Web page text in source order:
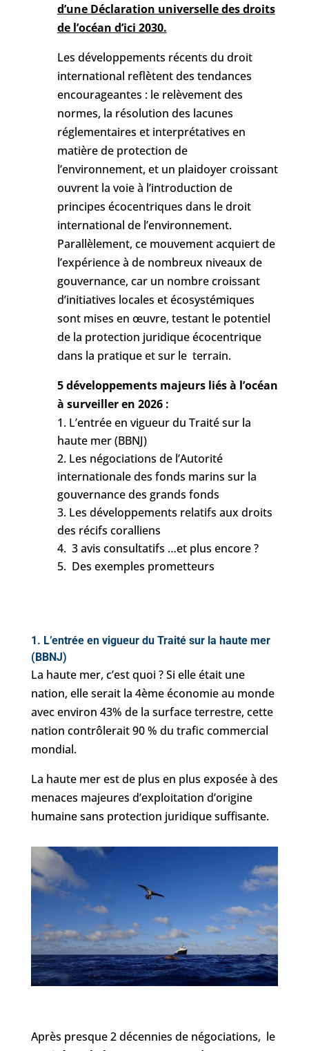
d’une Déclaration universelle des droits
de l’océan d’ici 2030.
Les développements récents du droit
international reflètent des tendances
encourageantes : le relèvement des
normes, la résolution des lacunes
réglementaires et interprétatives en
matière de protection de
l’environnement, et un plaidoyer croissant
ouvrent la voie à l’introduction de
principes écocentriques dans le droit
international de l’environnement.
Parallèlement, ce mouvement acquiert de
l’expérience à de nombreux niveaux de
gouvernance, car un nombre croissant
d’initiatives locales et écosystémiques
sont mises en œuvre, testant le potentiel
de la protection juridique écocentrique
dans la pratique et sur le terrain.
5 développements majeurs liés à l’océan
à surveiller en 2026 :
L’entrée en vigueur du Traité sur la
haute mer (BBNJ)
Les négociations de l’Autorité
internationale des fonds marins sur la
gouvernance des grands fonds
Les développements relatifs aux droits
des récifs coralliens
3 avis consultatifs …et plus encore ?
Des exemples prometteurs
1. L’entrée en vigueur du Traité sur la haute mer
(BBNJ)
La haute mer, c’est quoi ? Si elle était une
nation, elle serait la 4ème économie au monde
avec environ 43% de la surface terrestre, cette
nation contrôlerait 90 % du trafic commercial
mondial.
La haute mer est de plus en plus exposée à des
menaces majeures d’exploitation d’origine
humaine sans protection juridique suffisante.
Après presque 2 décennies de négociations, le